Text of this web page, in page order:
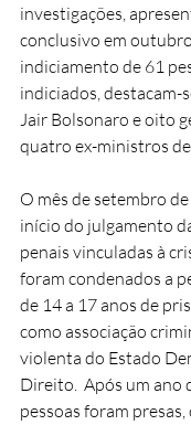
investigações,
conclusivo em
indiciamento de 61
indiciados, destacam-
Jair Bolsonaro e oito
quatro ex-ministros
O mês de setembro
início do julgamento
penais vinculadas à
foram condenados a
de 14 a 17 anos de
como associação
violenta do Estado
Direito.  Após um ano
pessoas foram presas,